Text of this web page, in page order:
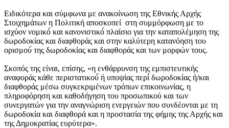
Ειδικότερα και σύμφωνα με ανακοίνωση της Εθνικής Αρχής
Στοιχημάτων η Πολιτική αποσκοπεί στη συμμόρφωση με το
ισχύον νομικό́ και κανονιστικό́ πλαίσιο για την καταπολέμηση της
δωροδοκίας και διαφθοράς και στην καλύτερη κατανόηση του
ορισμού́ της δωροδοκίας και διαφθοράς και των μορφών τους.
Σκοπός της είναι, επίσης, «η ενθάρρυνση της εμπιστευτικής
αναφοράς κάθε περιστατικού́ ή υποψίας περί́ δωροδοκίας ή/και
διαφθοράς μέσω συγκεκριμένων τρόπων επικοινωνίας, η
πληροφόρηση και καθοδήγηση του προσωπικού και των
συνεργατών για την αναγνώριση ενεργειών που συνδέονται με τη
δωροδοκία και διαφθορά και η προστασία της φήμης της Αρχής και
της Δημοκρατίας ευρύτερα».